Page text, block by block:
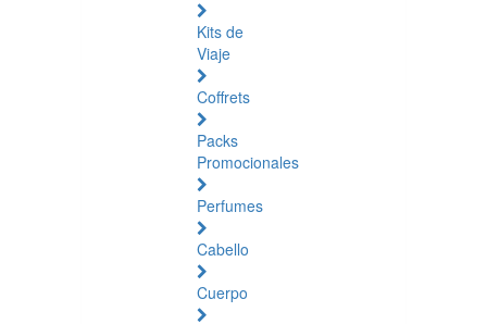
Kits de
Viaje
Coffrets
Packs
Promocionales
Perfumes
Cabello
Cuerpo